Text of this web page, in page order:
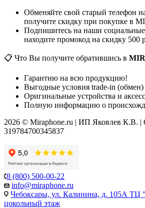
Обменяйте свой старый телефон
получите скидку при покупке в
Подпишитесь на наши социальные
находите промокод на скидку 500
📋 Что Вы получите обратившись в
Гарантию на всю продукцию!
Выгодные условия trade-in (обмен)
Оригинальные устройства и
Полную информацию о
2026 © Miraphone.ru | ИП Яковлев К.В.
319784700345837
8 (800) 500-00-22
info@miraphone.ru
Чебоксары, ул. Калинина, д. 105А
цокольный этаж